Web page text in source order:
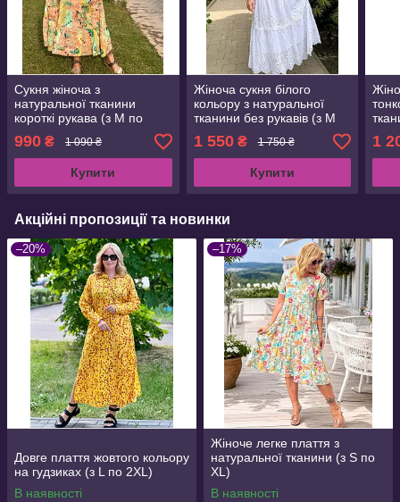
Сукня жіноча з
натуральної тканини
короткі рукава (з M по
990 ₴ 1 090 ₴
Купити
Жіноча сукня білого
кольору з натуральної
тканини без рукавів (з M
1 550₴ 1 750 ₴
Купити
1
Акційні пропозиції та новинки
–20%
Довге плаття жовтого кольору
на гудзиках (з L по 2XL)
В наявності
–17%
Жіноче легке плаття з
натуральної тканини (з S по
XL)
В наявності